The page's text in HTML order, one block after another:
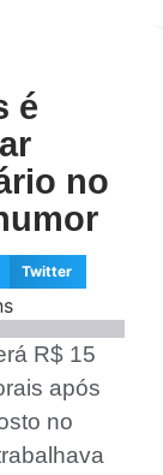
é
no
Twitter
R$ 15
após
no